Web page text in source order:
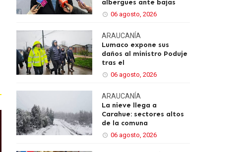
albergues ante bajas
06 agosto, 2026
ARAUCANÍA
Lumaco expone sus
daños al ministro Poduje
tras el
06 agosto, 2026
ARAUCANÍA
La nieve llega a
Carahue: sectores altos
de la comuna
06 agosto, 2026